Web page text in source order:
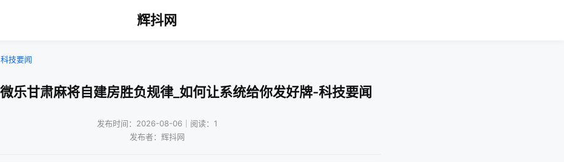
辉抖网
科技要闻
乐甘肃麻将自建房胜负规律_如何让系统给你发好牌-科技要闻
发布时间：2026-08-06｜阅读：1
发布者：辉抖网